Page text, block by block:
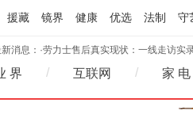
援藏 镜界 健康 优选 法制 守
消息：
2026成都胜率高的靠谱律所推荐：
台”上线 2026-05-11 16:42
·劳力士售后真实现状：一线走访实
系方式
2026-05-11 16:38
2026 年 5 月劳力士官方售后网点
2026成都胜率高的靠谱律所推荐
界 / 互联网 / 家 电